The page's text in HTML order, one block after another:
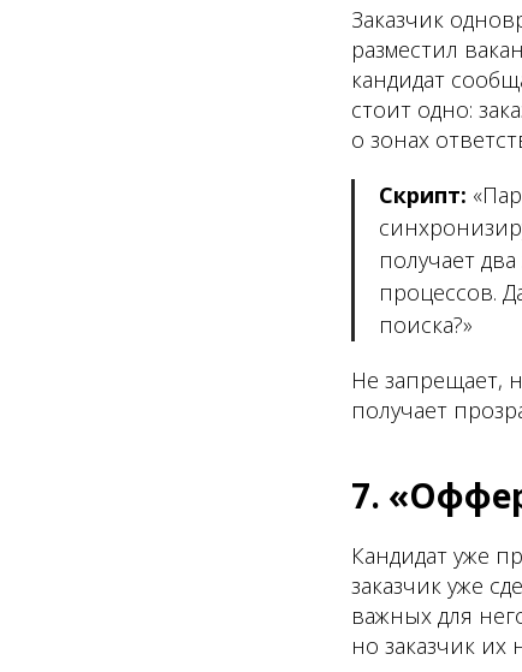
Заказчик
разместил
кандидат
стоит одно:
о зонах
Скрипт:
получает
процессов.
поиска?»
Не запрещает,
получает
7.
Кандидат уже
заказчик уже
важных для
но заказчик их